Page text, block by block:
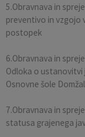
5.Obravnava in
preventivo in vzgojo
postopek
6.Obravnava in
Odloka o
Osnovne šole
7.Obravnava in
statusa grajenega